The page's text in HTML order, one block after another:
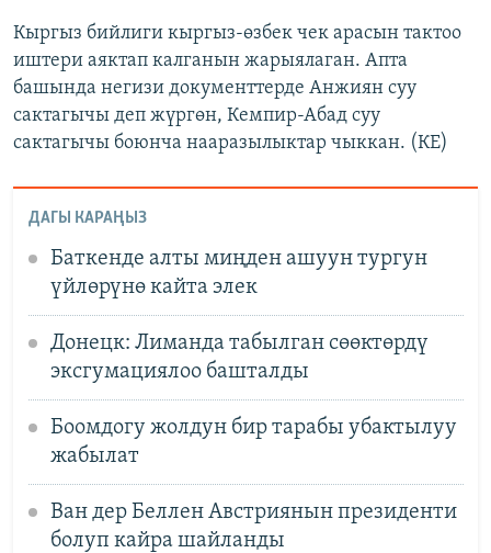
Кыргыз бийлиги кыргыз-өзбек чек арасын тактоо
иштери аяктап калганын жарыялаган. Апта
башында негизи документтерде Анжиян суу
сактагычы деп жүргөн, Кемпир-Абад суу
сактагычы боюнча нааразылыктар чыккан. (КЕ)
ДАГЫ КАРАҢЫЗ
Баткенде алты миңден ашуун тургун
үйлөрүнө кайта элек
Донецк: Лиманда табылган сөөктөрдү
эксгумациялоо башталды
Боомдогу жолдун бир тарабы убактылуу
жабылат
Ван дер Беллен Австриянын президенти
болуп кайра шайланды